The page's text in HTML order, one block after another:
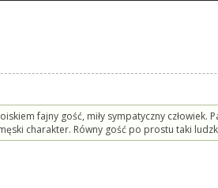
fajny gość, miły sympatyczny człowiek.
charakter. Równy gość po prostu taki